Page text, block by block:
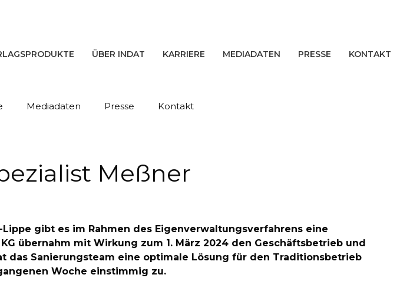
ÜBER INDAT KARRIERE MEDIADATEN PRESSE KONTAKT
Mediadaten Presse Kontakt
Meßner
Lippe gibt es im Rahmen des Eigenverwaltungsverfahrens eine
übernahm mit Wirkung zum 1. März 2024 den Geschäftsbetrieb und
Sanierungsteam eine optimale Lösung für den Traditionsbetrieb
Woche einstimmig zu.